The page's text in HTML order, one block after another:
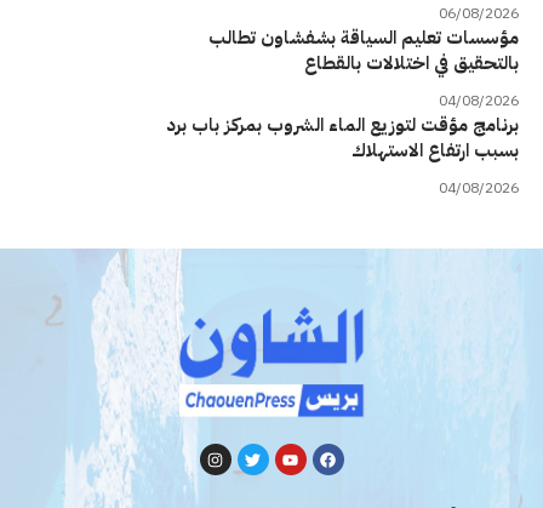
06/08/2026
مؤسسات تعليم السياقة بشفشاون تطالب
بالتحقيق في اختلالات بالقطاع
04/08/2026
برنامج مؤقت لتوزيع الماء الشروب بمركز باب برد
بسبب ارتفاع الاستهلاك
04/08/2026